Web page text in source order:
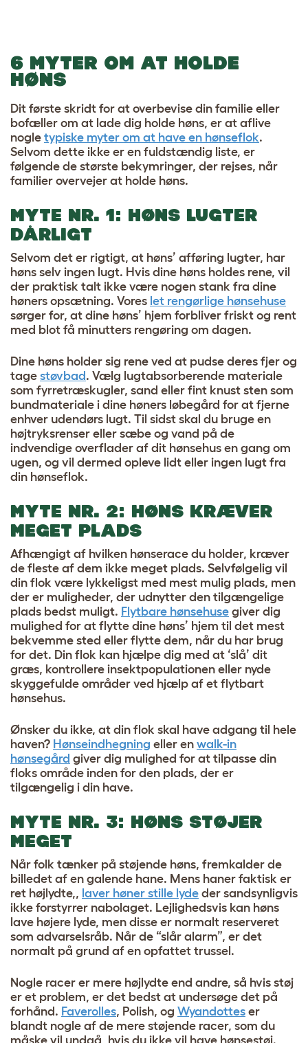
6 MYTER OM AT HOLDE
HØNS
Dit første skridt for at overbevise din familie eller
bofæller om at lade dig holde høns, er at aflive
nogle typiske myter om at have en hønseflok.
Selvom dette ikke er en fuldstændig liste, er
følgende de største bekymringer, der rejses, når
familier overvejer at holde høns.
MYTE NR. 1: HØNS LUGTER
DÅRLIGT
Selvom det er rigtigt, at høns’ afføring lugter, har
høns selv ingen lugt. Hvis dine høns holdes rene, vil
der praktisk talt ikke være nogen stank fra dine
høners opsætning. Vores let rengørlige hønsehuse
sørger for, at dine høns’ hjem forbliver friskt og rent
med blot få minutters rengøring om dagen.
Dine høns holder sig rene ved at pudse deres fjer og
tage støvbad . Vælg lugtabsorberende materiale
som fyrretræskugler, sand eller fint knust sten som
bundmateriale i dine høners løbegård for at fjerne
enhver udendørs lugt. Til sidst skal du bruge en
højtryksrenser eller sæbe og vand på de
indvendige overflader af dit hønsehus en gang om
ugen, og vil dermed opleve lidt eller ingen lugt fra
din hønseflok.
MYTE NR. 2: HØNS KRÆVER
MEGET PLADS
Afhængigt af hvilken hønserace du holder, kræver
de fleste af dem ikke meget plads. Selvfølgelig vil
din flok være lykkeligst med mest mulig plads, men
der er muligheder, der udnytter den tilgængelige
plads bedst muligt. Flytbare hønsehuse giver dig
mulighed for at flytte dine høns’ hjem til det mest
bekvemme sted eller flytte dem, når du har brug
for det. Din flok kan hjælpe dig med at ‘slå’ dit
græs, kontrollere insektpopulationen eller nyde
skyggefulde områder ved hjælp af et flytbart
hønsehus.
Ønsker du ikke, at din flok skal have adgang til hele
haven? Hønseindhegning eller en walk-in
hønsegård giver dig mulighed for at tilpasse din
floks område inden for den plads, der er
tilgængelig i din have.
MYTE NR. 3: HØNS STØJER
MEGET
Når folk tænker på støjende høns, fremkalder de
billedet af en galende hane. Mens haner faktisk er
ret højlydte,, laver høner stille lyde der sandsynligvis
ikke forstyrrer nabolaget. Lejlighedsvis kan høns
lave højere lyde, men disse er normalt reserveret
som advarselsråb. Når de “slår alarm”, er det
normalt på grund af en opfattet trussel.
Nogle racer er mere højlydte end andre, så hvis støj
er et problem, er det bedst at undersøge det på
forhånd. Faverolles, Polish, og Wyandottes er
blandt nogle af de mere støjende racer, som du